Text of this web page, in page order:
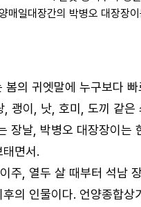
매일대장간의 박병오 대장장
의 귀엣말에 누구보다
괭이, 낫, 호미, 도끼 같
장날, 박병오 대장장이
면서.
주, 열두 살 때부터 석남
의 인물이다. 언양종합